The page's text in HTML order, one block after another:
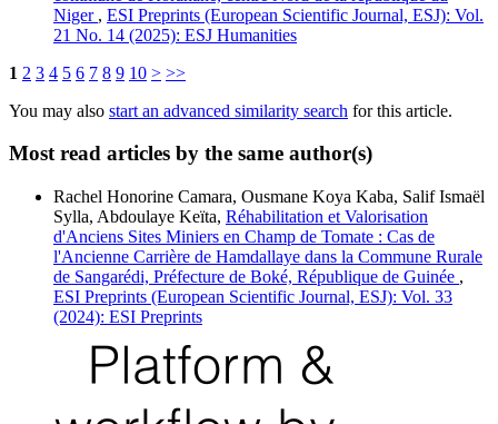
Niger , ESI Preprints (European Scientific Journal, ESJ): Vol.
21 No. 14 (2025): ESJ Humanities
1 2 3 4 5 6 7 8 9 10 > >>
You may also start an advanced similarity search for this article.
Most read articles by the same author(s)
Rachel Honorine Camara, Ousmane Koya Kaba, Salif Ismaël
Sylla, Abdoulaye Keïta, Réhabilitation et Valorisation
d'Anciens Sites Miniers en Champ de Tomate : Cas de
l'Ancienne Carrière de Hamdallaye dans la Commune Rurale
de Sangarédi, Préfecture de Boké, République de Guinée ,
ESI Preprints (European Scientific Journal, ESJ): Vol. 33
(2024): ESI Preprints